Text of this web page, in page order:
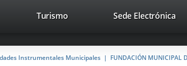
Trabaja con nosotros Contacto
TurismoEste
abrirá
en
Sede Electrónica
Instrumentales Municipales FUNDACIÓN MUNICIPAL